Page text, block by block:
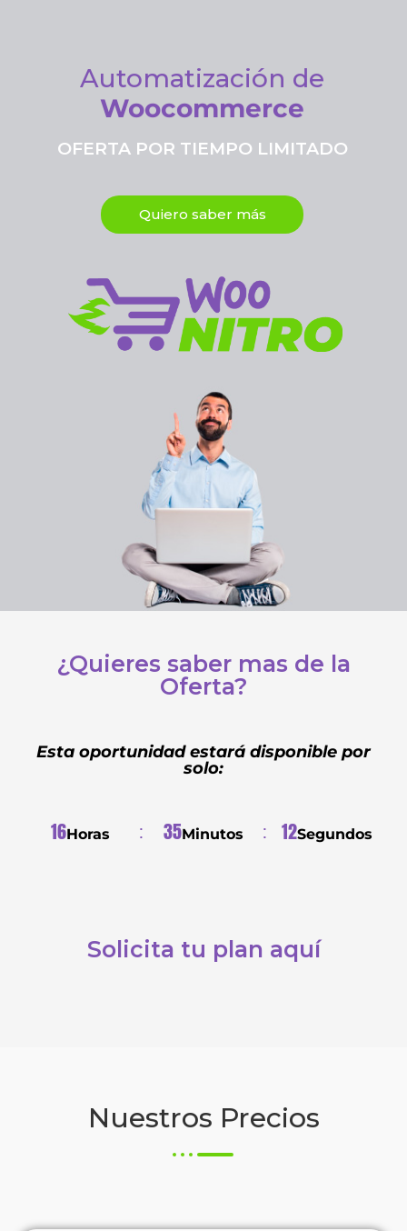
Automatización de
Woocommerce
OFERTA POR TIEMPO LIMITADO
Quiero saber más
Solicita tu plan aquí
¿Quieres saber mas de la
Oferta?
Esta oportunidad estará disponible por
solo:
16Horas 35Minutos 11Segundos
Nuestros Precios